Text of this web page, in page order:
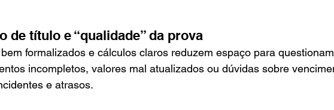
de título e “qualidade” da prova
formalizados e cálculos claros reduzem espaço para
incompletos, valores mal atualizados ou dúvidas sobre
e atrasos.